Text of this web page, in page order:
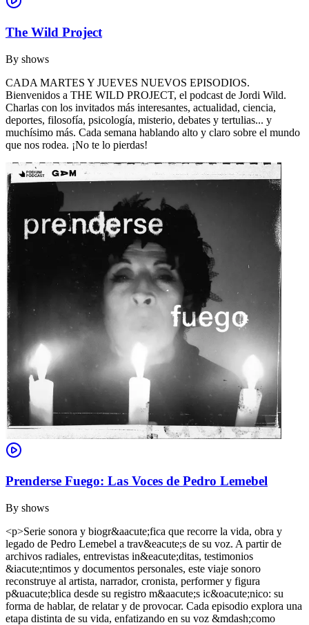
The Wild Project
By shows
CADA MARTES Y JUEVES NUEVOS EPISODIOS.
Bienvenidos a THE WILD PROJECT, el podcast de Jordi Wild.
Charlas con los invitados más interesantes, actualidad, ciencia,
deportes, filosofía, psicología, misterio, debates y tertulias... y
muchísimo más. Cada semana hablando alto y claro sobre el mundo
que nos rodea. ¡No te lo pierdas!
Prenderse Fuego: Las Voces de Pedro Lemebel
By shows
<p>Serie sonora y biogr&aacute;fica que recorre la vida, obra y
legado de Pedro Lemebel a trav&eacute;s de su voz. A partir de
archivos radiales, entrevistas in&eacute;ditas, testimonios
&iacute;ntimos y documentos personales, este viaje sonoro
reconstruye al artista, narrador, cronista, performer y figura
p&uacute;blica desde su registro m&aacute;s ic&oacute;nico: su
forma de hablar, de relatar y de provocar. Cada episodio explora una
etapa distinta de su vida, enfatizando en su voz &mdash;como